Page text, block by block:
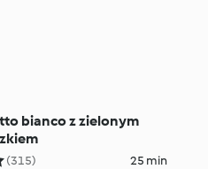
bianco z zielonym
(315) 25 min